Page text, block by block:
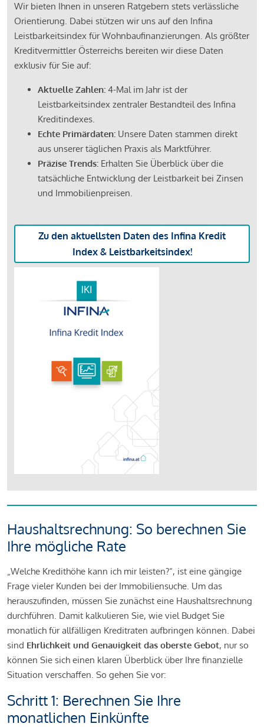
Wir bieten Ihnen in unseren Ratgebern stets verlässliche
Orientierung. Dabei stützen wir uns auf den Infina
Leistbarkeitsindex für Wohnbaufinanzierungen. Als größter
Kreditvermittler Österreichs bereiten wir diese Daten
exklusiv für Sie auf:
Aktuelle Zahlen: 4-Mal im Jahr ist der
Leistbarkeitsindex zentraler Bestandteil des Infina
Kreditindexes.
Echte Primärdaten: Unsere Daten stammen direkt
aus unserer täglichen Praxis als Marktführer.
Präzise Trends: Erhalten Sie Überblick über die
tatsächliche Entwicklung der Leistbarkeit bei Zinsen
und Immobilienpreisen.
Zu den aktuellsten Daten des Infina Kredit
Index & Leistbarkeitsindex!
Haushaltsrechnung: So berechnen Sie
Ihre mögliche Rate
„Welche Kredithöhe kann ich mir leisten?“, ist eine gängige
Frage vieler Kunden bei der Immobiliensuche. Um das
herauszufinden, müssen Sie zunächst eine Haushaltsrechnung
durchführen. Damit kalkulieren Sie, wie viel Budget Sie
monatlich für allfälligen Kreditraten aufbringen können. Dabei
sind Ehrlichkeit und Genauigkeit das oberste Gebot, nur so
können Sie sich einen klaren Überblick über Ihre finanzielle
Situation verschaffen. So gehen Sie vor:
Schritt 1: Berechnen Sie Ihre
monatlichen Einkünfte